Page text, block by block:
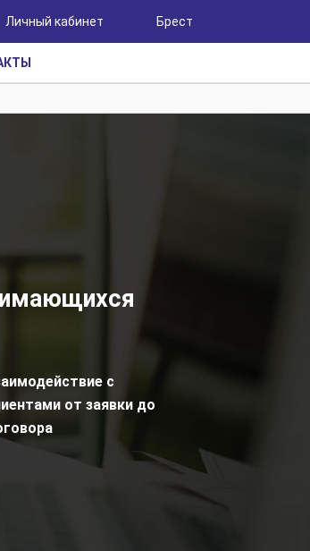
Личный кабинет Брест
с
от заявки до